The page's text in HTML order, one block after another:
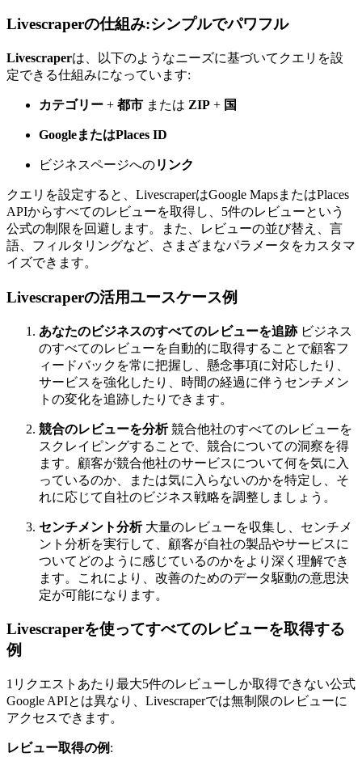
Livescraperの仕組み:シンプルでパワフル
Livescraperは、以下のようなニーズに基づいてクエリを設
定できる仕組みになっています:
カテゴリー + 都市 または ZIP + 国
GoogleまたはPlaces ID
ビジネスページへのリンク
クエリを設定すると、LivescraperはGoogle MapsまたはPlaces
APIからすべてのレビューを取得し、5件のレビューという
公式の制限を回避します。また、レビューの並び替え、言
語、フィルタリングなど、さまざまなパラメータをカスタマ
イズできます。
Livescraperの活用ユースケース例
あなたのビジネスのすべてのレビューを追跡ビジネス
のすべてのレビューを自動的に取得することで顧客フ
ィードバックを常に把握し、懸念事項に対応したり、
サービスを強化したり、時間の経過に伴うセンチメン
トの変化を追跡したりできます。
競合のレビューを分析競合他社のすべてのレビューを
スクレイピングすることで、競合についての洞察を得
ます。顧客が競合他社のサービスについて何を気に入
っているのか、または気に入らないのかを特定し、そ
れに応じて自社のビジネス戦略を調整しましょう。
センチメント分析大量のレビューを収集し、センチメ
ント分析を実行して、顧客が自社の製品やサービスに
ついてどのように感じているのかをより深く理解でき
ます。これにより、改善のためのデータ駆動の意思決
定が可能になります。
Livescraperを使ってすべてのレビューを取得する
例
1リクエストあたり最大5件のレビューしか取得できない公式
Google APIとは異なり、Livescraperでは無制限のレビューに
アクセスできます。
レビュー取得の例 :